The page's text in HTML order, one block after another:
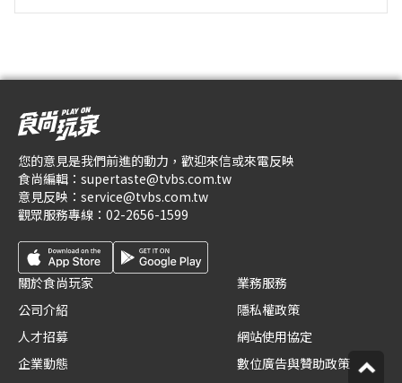
您的意見是我們前進的動力，歡迎來信或來電反映
食尚編輯： supertaste@tvbs.com.tw
意見反映： service@tvbs.com.tw
觀眾服務專線： 02-2656-1599
關於食尚玩家
公司介紹
人才招募
企業動態
業務服務
隱私權政策
網站使用協定
數位廣告與贊助政策